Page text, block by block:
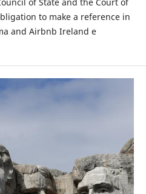
to make a reference in
and Airbnb Ireland e